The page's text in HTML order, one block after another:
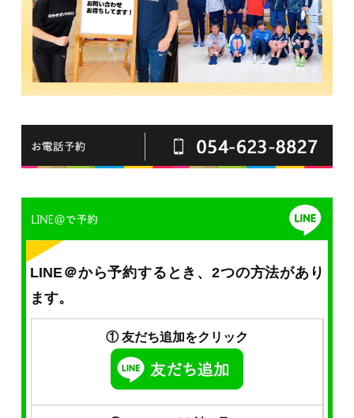
LINE＠から予約するとき、2つの方法があり
ます。
① 友だち追加をクリック